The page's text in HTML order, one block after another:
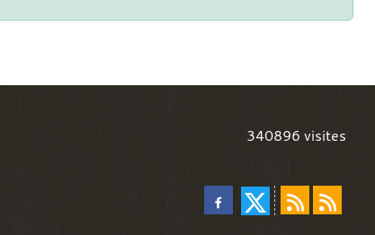
340896 visites